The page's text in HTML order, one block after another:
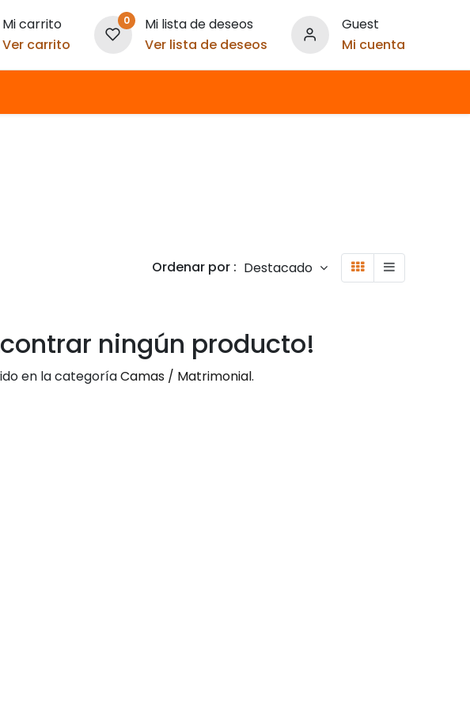
Mi carrito
Ver carrito
0
Mi lista de deseos
Ver lista de deseos
Guest
Mi cuenta
Ordenar por : Destacado
ningún producto!
en la categoríaCamas / Matrimonial.